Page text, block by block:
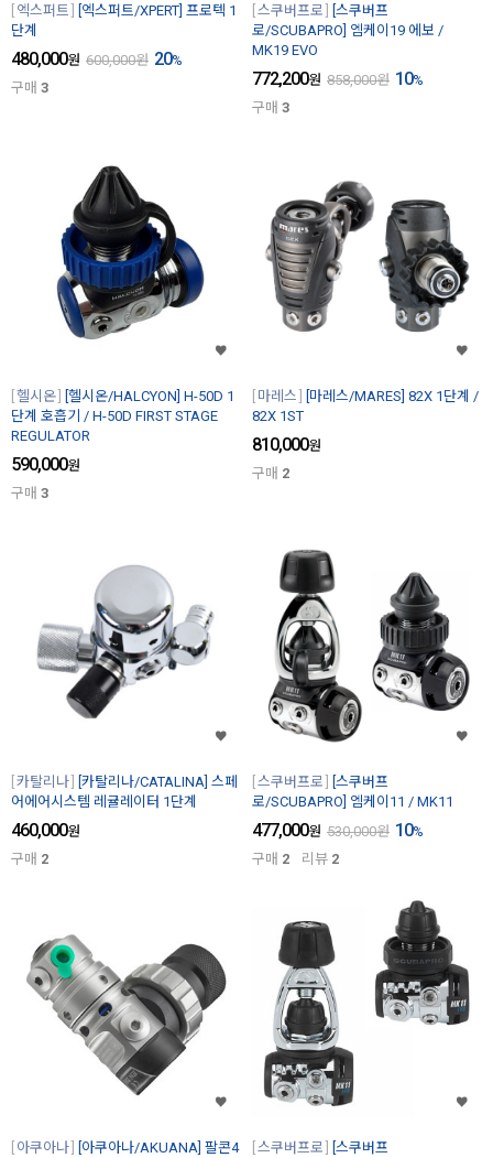
엑스퍼트
[엑스퍼트/XPERT] 프로텍 1
단계
480,000원 600,000원 20%
구매 3
스쿠버프로
[스쿠버프
로/SCUBAPRO] 엠케이19 에보 /
MK19 EVO
772,200원 858,000원 10%
구매 3
헬시온
[헬시온/HALCYON] H-50D 1
단계 호흡기 / H-50D FIRST STAGE
REGULATOR
590,000원
구매 3
마레스
[마레스/MARES] 82X 1단계 /
82X 1ST
810,000원
구매 2
카탈리나
[카탈리나/CATALINA] 스페
어에어시스템 레귤레이터 1단계
460,000원
구매 2
스쿠버프로
[스쿠버프
로/SCUBAPRO] 엠케이11 / MK11
477,000원 530,000원 10%
구매 2 리뷰 2
아쿠아나
[아쿠아나/AKUANA] 팔콘4
스쿠버프로
[스쿠버프